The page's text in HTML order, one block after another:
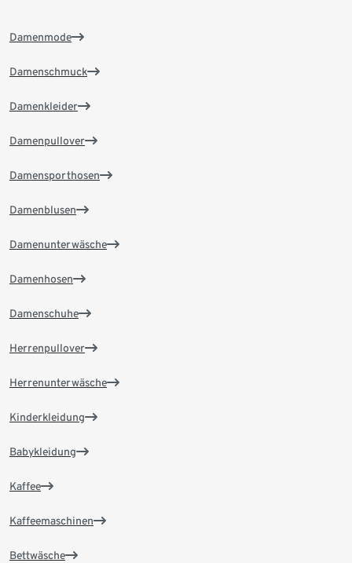
Damenmode
Damenschmuck
Damenkleider
Damenpullover
Damensporthosen
Damenblusen
Damenunterwäsche
Damenhosen
Damenschuhe
Herrenpullover
Herrenunterwäsche
Kinderkleidung
Babykleidung
Kaffee
Kaffeemaschinen
Bettwäsche